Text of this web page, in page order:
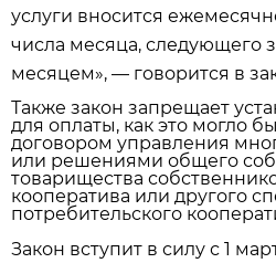
услуги вносится
числа месяца, следующего
месяцем», — говорится в
Также закон запрещает
для оплаты, как это могло
договором управления
или решениями общего
товарищества
кооператива или другого
потребительского
Закон вступит в силу с 1